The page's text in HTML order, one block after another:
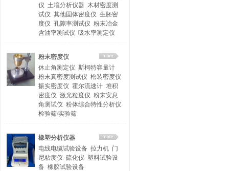
仪 土壤分析仪器 木材密度测
试仪 其他固体密度仪 生胚密
度仪 孔隙率测试仪 粉末冶金
含油率测试仪 吸水率测定仪
粉末密度仪
休止角测定仪 斯柯特容量计
粉末真密度测试仪 松装密度仪
振实密度仪 霍尔流速计 堆积
密度仪 激光粒度仪 粉末安息
角测试仪 粉体综合特性分析仪
检验筛/实验筛
橡塑分析仪器
电线电缆试验设备 拉力机 门
尼粘度仪 硫化仪 塑料试验设
备 橡胶试验设备